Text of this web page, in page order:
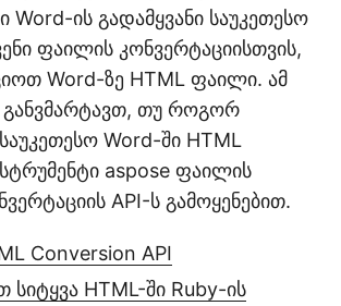
Word-ის გადამყვანი საუკეთესო
ფაილის კონვერტაციისთვის,
Word-ზე HTML ფაილი. ამ
განვმარტავთ, თუ როგორ
Word-ში HTML
aspose ფაილის
API-ს გამოყენებით.
Conversion API
სიტყვა HTML-ში Ruby-ის